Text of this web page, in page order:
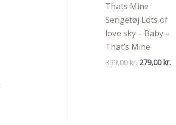
Thats Mine
Sengetøj Lots of
love sky – Baby –
That’s Mine
399,00kr. Den
279,00 kr.